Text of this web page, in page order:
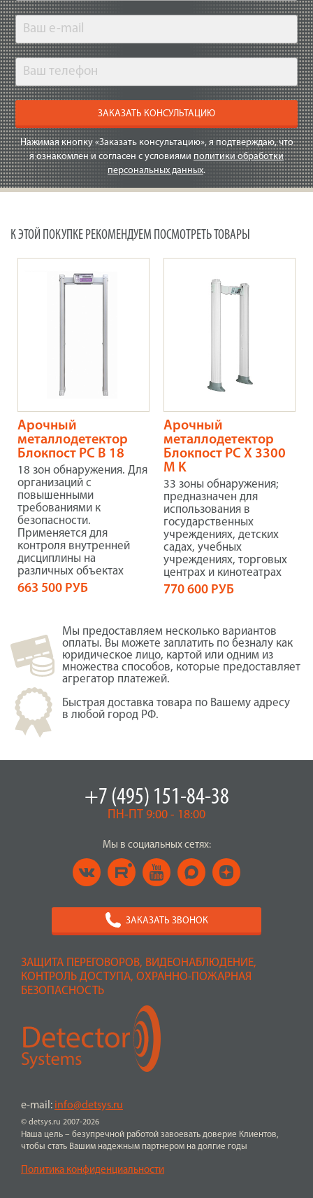
ЗАКАЗАТЬ КОНСУЛЬТАЦИЮ
Нажимая кнопку «Заказать консультацию», я подтверждаю, что
я ознакомлен и согласен с условиями политики обработки
персональных данных.
К ЭТОЙ ПОКУПКЕ РЕКОМЕНДУЕМ ПОСМОТРЕТЬ ТОВАРЫ
Арочный
металлодетектор
Блокпост PC В 18
18 зон обнаружения. Для
организаций с
повышенными
требованиями к
безопасности.
Применяется для
контроля внутренней
дисциплины на
различных объектах
663 500 РУБ
Арочный
металлодетектор
Блокпост PC X 3300
M K
33 зоны обнаружения;
предназначен для
использования в
государственных
учреждениях, детских
садах, учебных
учреждениях, торговых
центрах и кинотеатрах
770 600 РУБ
Мы предоставляем несколько вариантов
оплаты. Вы можете заплатить по безналу как
юридическое лицо, картой или одним из
множества способов, которые предоставляет
агрегатор платежей.
Быстрая доставка товара по Вашему адресу
в любой город РФ.
ЗАЩИТА ПЕРЕГОВОРОВ, ВИДЕОНАБЛЮДЕНИЕ,
КОНТРОЛЬ ДОСТУПА, ОХРАННО-ПОЖАРНАЯ
БЕЗОПАСНОСТЬ
© detsys.ru 2007-2026
e-mail: info@detsys.ru
Наша цель – безупречной работой завоевать доверие Клиентов,
чтобы стать Вашим надежным партнером на долгие годы
Политика конфиденциальности
+7 (495) 151-84-38
ПН-ПТ 9:00 - 18:00
Мы в социальных сетях:
ЗАКАЗАТЬ ЗВОНОК